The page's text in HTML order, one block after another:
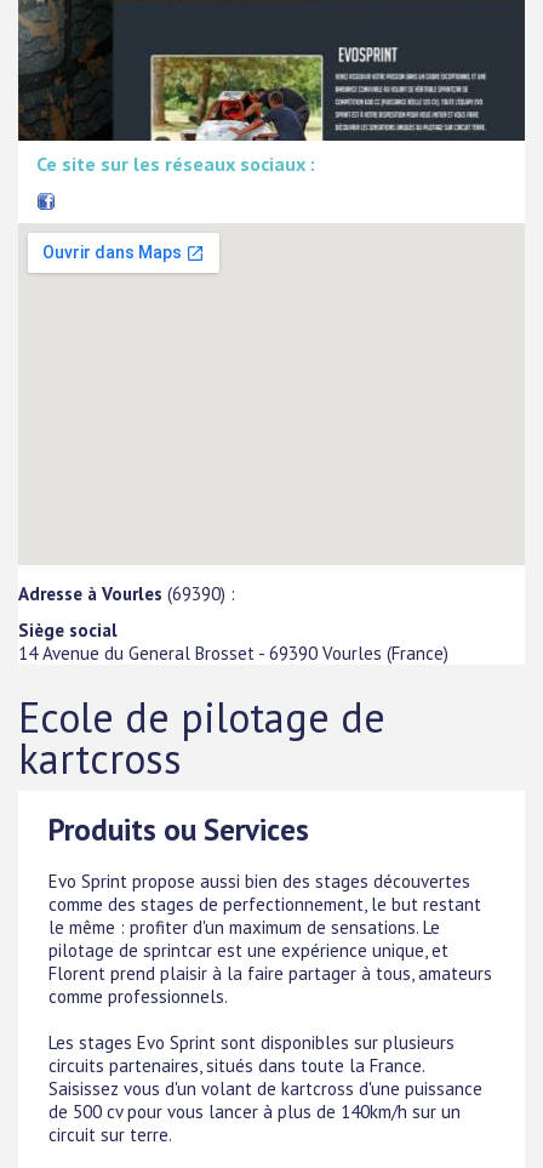
Ce site sur les réseaux sociaux :
Adresse à Vourles (69390) :
Siège social
14 Avenue du General Brosset - 69390 Vourles (France)
Ecole de pilotage de
kartcross
Produits ou Services
Evo Sprint propose aussi bien des stages découvertes
comme des stages de perfectionnement, le but restant
le même : profiter d'un maximum de sensations. Le
pilotage de sprintcar est une expérience unique, et
Florent prend plaisir à la faire partager à tous, amateurs
comme professionnels.
Les stages Evo Sprint sont disponibles sur plusieurs
circuits partenaires, situés dans toute la France.
Saisissez vous d'un volant de kartcross d'une puissance
de 500 cv pour vous lancer à plus de 140km/h sur un
circuit sur terre.